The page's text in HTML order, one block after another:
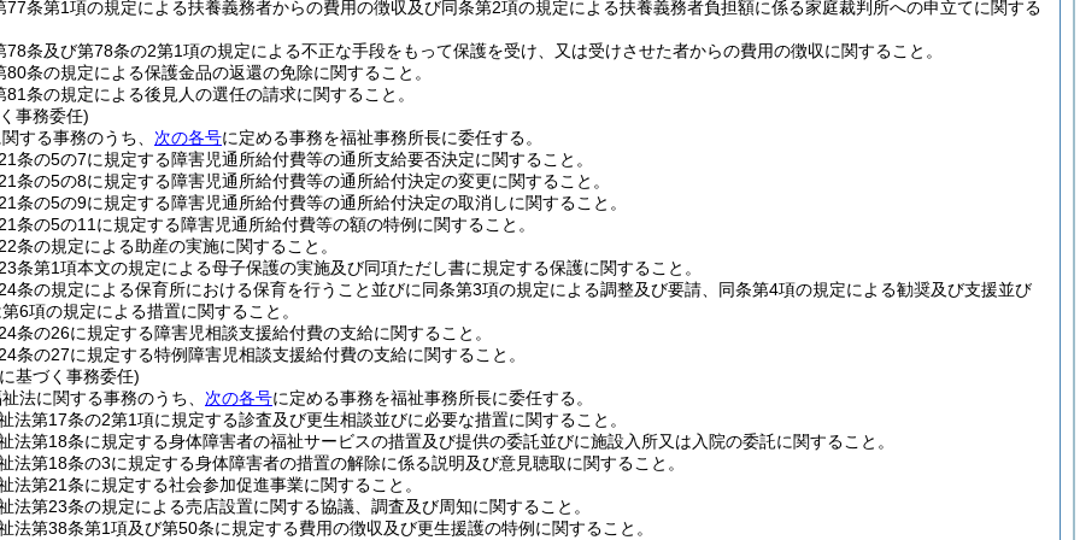
77条第1項の規定による扶養義務者からの費用の徴収及び同条第2項の規定による扶養義務者負担額に係る家庭裁判所への申立てに関する
78条及び第78条の2第1項の規定による不正な手段をもって保護を受け、又は受けさせた者からの費用の徴収に関すること。
80条の規定による保護金品の返還の免除に関すること。
81条の規定による後見人の選任の請求に関すること。
事務委任)
する事務のうち、 次の各号に定める事務を福祉事務所長に委任する。
条の5の7に規定する障害児通所給付費等の通所支給要否決定に関すること。
条の5の8に規定する障害児通所給付費等の通所給付決定の変更に関すること。
条の5の9に規定する障害児通所給付費等の通所給付決定の取消しに関すること。
条の5の11に規定する障害児通所給付費等の額の特例に関すること。
条の規定による助産の実施に関すること。
条第1項本文の規定による母子保護の実施及び同項ただし書に規定する保護に関すること。
条の規定による保育所における保育を行うこと並びに同条第3項の規定による調整及び要請、同条第4項の規定による勧奨及び支援並び
6項の規定による措置に関すること。
条の26に規定する障害児相談支援給付費の支給に関すること。
条の27に規定する特例障害児相談支援給付費の支給に関すること。
基づく事務委任)
法に関する事務のうち、 次の各号に定める事務を福祉事務所長に委任する。
法第17条の2第1項に規定する診査及び更生相談並びに必要な措置に関すること。
法第18条に規定する身体障害者の福祉サービスの措置及び提供の委託並びに施設入所又は入院の委託に関すること。
法第18条の3に規定する身体障害者の措置の解除に係る説明及び意見聴取に関すること。
法第21条に規定する社会参加促進事業に関すること。
法第23条の規定による売店設置に関する協議、調査及び周知に関すること。
法第38条第1項及び第50条に規定する費用の徴収及び更生援護の特例に関すること。